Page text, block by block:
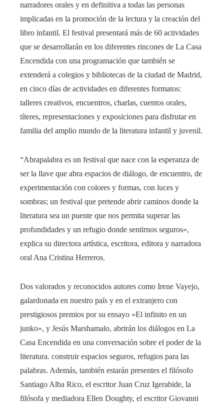
narradores orales y en definitiva a todas las personas
implicadas en la promoción de la lectura y la creación del
libro infantil. El festival presentará más de 60 actividades
que se desarrollarán en los diferentes rincones de La Casa
Encendida con una programación que también se
extenderá a colegios y bibliotecas de la ciudad de Madrid,
en cinco días de actividades en diferentes formatos:
talleres creativos, encuentros, charlas, cuentos orales,
títeres, representaciones y exposiciones para disfrutar en
familia del amplio mundo de la literatura infantil y juvenil.
“Abrapalabra es un festival que nace con la esperanza de
ser la llave que abra espacios de diálogo, de encuentro, de
experimentación con colores y formas, con luces y
sombras; un festival que pretende abrir caminos donde la
literatura sea un puente que nos permita superar las
profundidades y un refugio donde sentirnos seguros»,
explica su directora artística, escritora, editora y narradora
oral Ana Cristina Herreros.
Dos valorados y reconocidos autores como Irene Vayejo,
galardonada en nuestro país y en el extranjero con
prestigiosos premios por su ensayo «El infinito en un
junko», y Jesús Marshamalo, abrirán los diálogos en La
Casa Encendida en una conversación sobre el poder de la
literatura. construir espacios seguros, refugios para las
palabras. Además, también estarán presentes el filósofo
Santiago Alba Rico, el escritor Juan Cruz Igerabide, la
filósofa y mediadora Ellen Doughty, el escritor Giovanni